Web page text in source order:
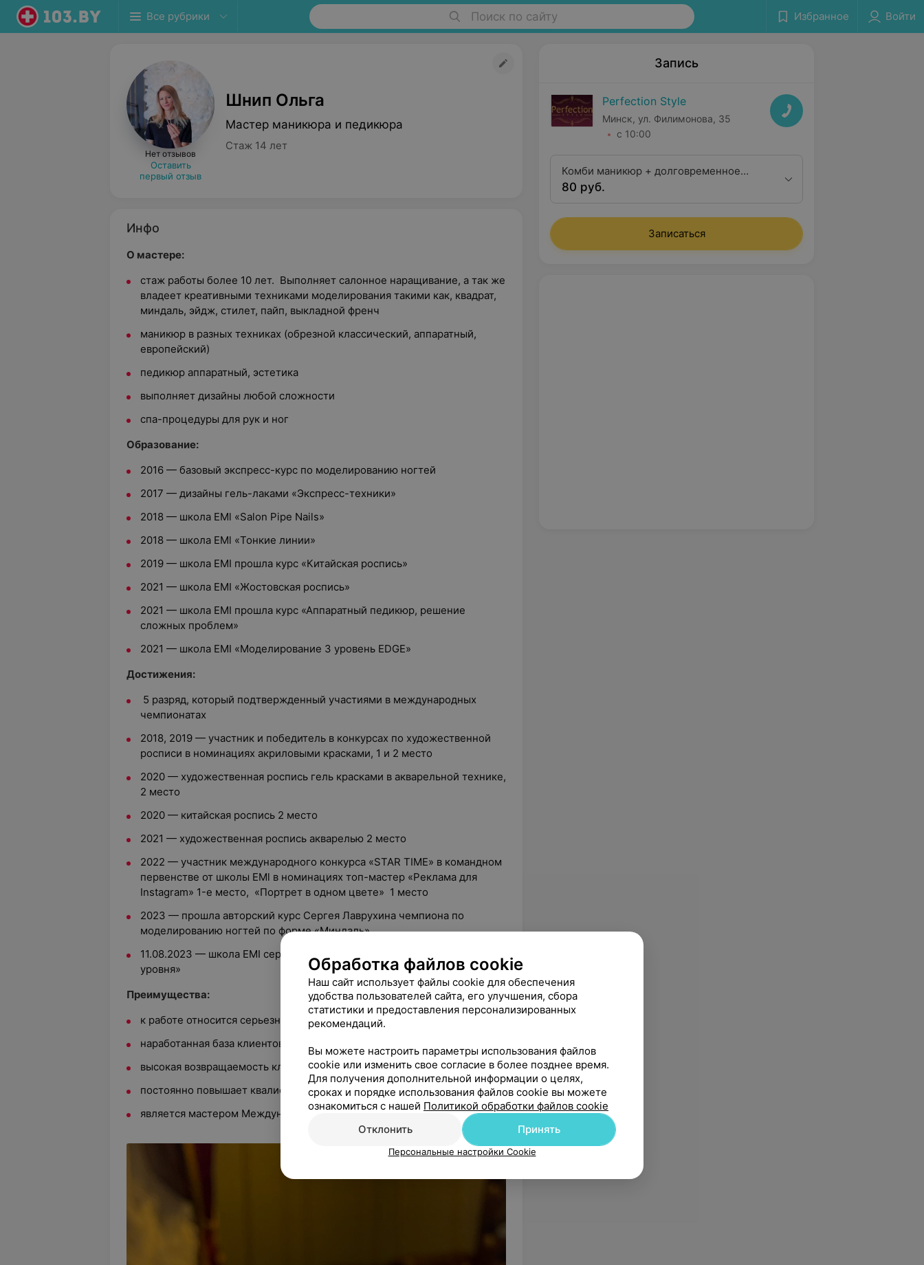
Все рубрики Поиск по сайту Избранное Войти
Нет отзывов
Оставить
первый отзыв
Шнип Ольга
Мастер маникюра и педикюра
Стаж 14 лет
Инфо
О мастере:
стаж работы более 10 лет. Выполняет салонное наращивание, а так же
владеет креативными техниками моделирования такими как, квадрат,
миндаль, эйдж, стилет, пайп, выкладной френч
маникюр в разных техниках (обрезной классический, аппаратный,
европейский)
педикюр аппаратный, эстетика
выполняет дизайны любой сложности
спа-процедуры для рук и ног
Образование:
2016 — базовый экспресс-курс по моделированию ногтей
2017 — дизайны гель-лаками «Экспресс-техники»
2018 — школа EMl «Salon Pipe Nails»
2018 — школа EMl «Тонкие линии»
2019 — школа EMI прошла курс «Китайская роспись»
2021 — школа EMI «Жостовская роспись»
2021 — школа EMI прошла курс «Аппаратный педикюр, решение
сложных проблем»
2021 — школа EMI «Моделирование 3 уровень EDGE»
Достижения:
5 разряд, который подтвержденный участиями в международных
чемпионатах
2018, 2019 — участник и победитель в конкурсах по художественной
росписи в номинациях акриловыми красками, 1 и 2 место
2020 — художественная роспись гель красками в акварельной технике,
2 место
2020 — китайская роспись 2 место
2021 — художественная роспись акварелью 2 место
2022 — участник международного конкурса «STAR TIME» в командном
первенстве от школы EMl в номинациях топ-мастер «Реклама для
Instagram» 1-е место, «Портрет в одном цвете» 1 место
2023 — прошла авторский курс Сергея Лаврухина чемпиона по
моделированию ногтей по форме «Миндаль»
11.08.2023 — школа EMI сертификат «Инструктор Международного
уровня»
Преимущества:
к работе относится серьезно
наработанная база клиентов
высокая возвращаемость клиентов
постоянно повышает квалификацию
является мастером Международного класса
Запись
Perfection Style
Минск, ул. Филимонова, 35
с 10:00
Комби маникюр + долговременное
покрытие топ мастер
80 руб.
Записаться
Обработка файлов cookie
Наш сайт использует файлы cookie для обеспечения
удобства пользователей сайта, его улучшения, сбора
статистики и предоставления персонализированных
рекомендаций.
Вы можете настроить параметры использования файлов
cookie или изменить свое согласие в более позднее время.
Для получения дополнительной информации о целях,
сроках и порядке использования файлов cookie вы можете
ознакомиться с нашей Политикой обработки файлов cookie
Отклонить
Принять
Персональные настройки Cookie